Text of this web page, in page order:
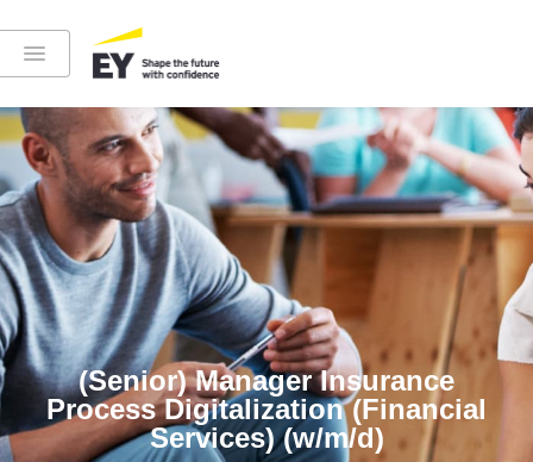
Instagram
LinkedIn
YouTube
Höre in die EY-Welt rein
(Senior) Manager Insurance
Process Digitalization (Financial
Services) (w/m/d)